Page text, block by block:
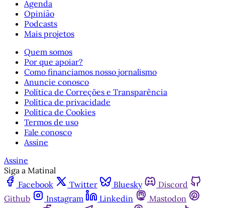
Agenda
Opinião
Podcasts
Mais projetos
Quem somos
Por que apoiar?
Como financiamos nosso jornalismo
Anuncie conosco
Política de Correções e Transparência
Política de privacidade
Política de Cookies
Termos de uso
Fale conosco
Assine
Assine
Siga a Matinal
Facebook
Twitter Bluesky
Discord
Github
Instagram Linkedin
Mastodon